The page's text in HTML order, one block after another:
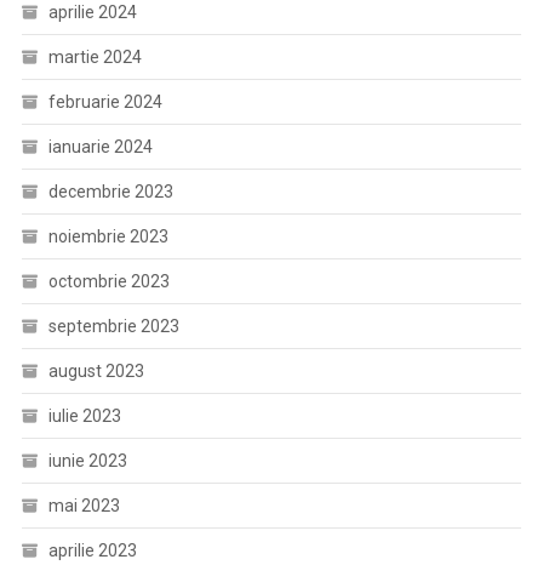
aprilie 2024
martie 2024
februarie 2024
ianuarie 2024
decembrie 2023
noiembrie 2023
octombrie 2023
septembrie 2023
august 2023
iulie 2023
iunie 2023
mai 2023
aprilie 2023